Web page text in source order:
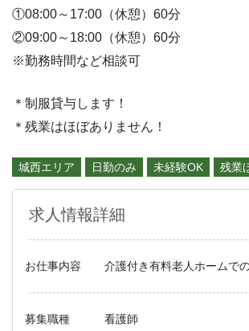
①08:00～17:00（休憩）60分
②09:00～18:00（休憩）60分
※勤務時間など相談可
＊制服貸与します！
＊残業はほぼありません！
城西エリア 日勤のみ 未経験OK 残業
求人情報詳細
お仕事内容 介護付き有料老人ホームで
募集職種 看護師